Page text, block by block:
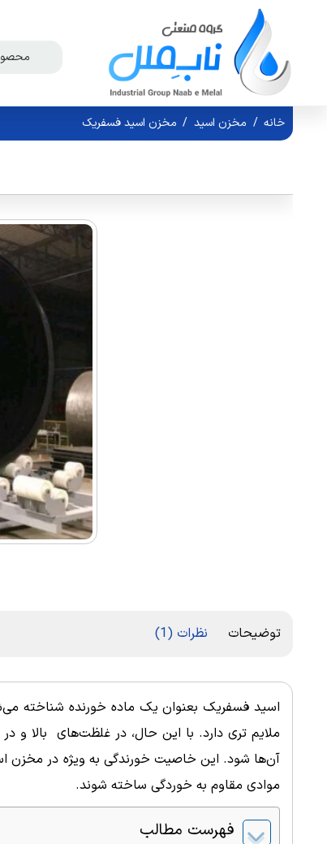
خانه / مخزن اسید / مخزن اسید فسفریک
امتیازدهی
توضیحات نظرات (1)
اسید فسفریک بعنوان یک ماده خورنده شناخته
ملایم ‌تری دارد. با این حال، در غلظت‌های بالا و
آن‌ها شود. این خاصیت خورندگی به ‌ویژه در مخزن
موادی مقاوم به خوردگی ساخته شوند.
فهرست مطالب